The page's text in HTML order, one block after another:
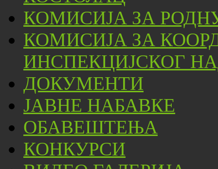
КОМИСИЈА ЗА
КОМИСИЈА ЗА
ИНСПЕКЦИЈСКОГ
ДОКУМЕНТИ
ЈАВНЕ НАБАВКЕ
ОБАВЕШТЕЊА
КОНКУРСИ